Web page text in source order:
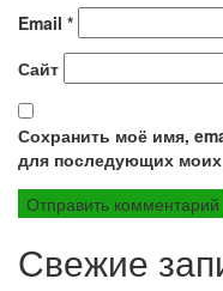
Email *
Сайт
Сохранить моё имя,
для последующих
Свежие